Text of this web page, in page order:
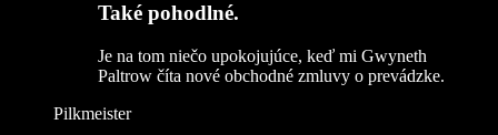
Také pohodlné.
Je na tom niečo upokojujúce, keď mi Gwyneth
Paltrow číta nové obchodné zmluvy o prevádzke.
Pilkmeister